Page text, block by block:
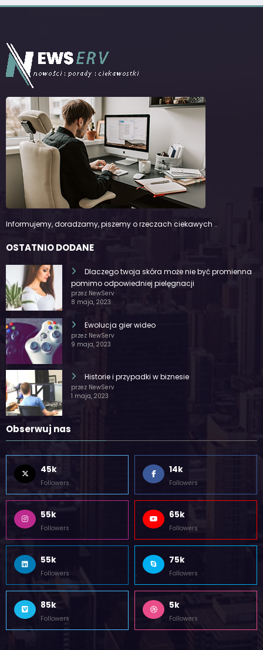
Informujemy, doradzamy, piszemy o rzeczach ciekawych ..
OSTATNIO DODANE
Dlaczego twoja skóra może nie być promienna
pomimo odpowiedniej pielęgnacji
przez NewServ
8 maja, 2023
Ewolucja gier wideo
przez NewServ
9 maja, 2023
Historie i przypadki w biznesie
przez NewServ
1 maja, 2023
Obserwuj nas
45k
Followers
14k
Followers
55k
Followers
65k
Followers
55k
Followers
75k
Followers
85k
Followers
5k
Followers